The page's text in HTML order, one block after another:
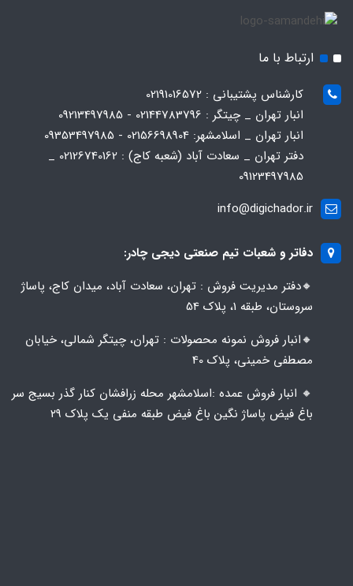
ارتباط با ما
کارشناس پشتیبانی : 02191016572
انبار تهران _ چیتگر : 02144783796 - 09213497985
انبار تهران _ اسلامشهر: 02156698904 - 09353497985
دفتر تهران _ سعادت آباد (شعبه کاج) : 02126740162 _
09123497985
info@digichador.ir
دفاتر و شعبات تیم صنعتی دیجی چادر:
🔸️​​دفتر مدیریت فروش : تهران، سعادت آباد، میدان کاج، پاساژ
سروستان، طبقه 1، پلاک 54
🔸️​​انبار فروش نمونه محصولات : تهران، چیتگر شمالی، خیابان
مصطفی خمینی، پلاک 40
🔸️ انبار فروش عمده :اسلامشهر محله زرافشان کنار گذر بسیج سر
باغ فیض پاساژ نگین باغ فیض طبقه منفی یک پلاک ۲۹